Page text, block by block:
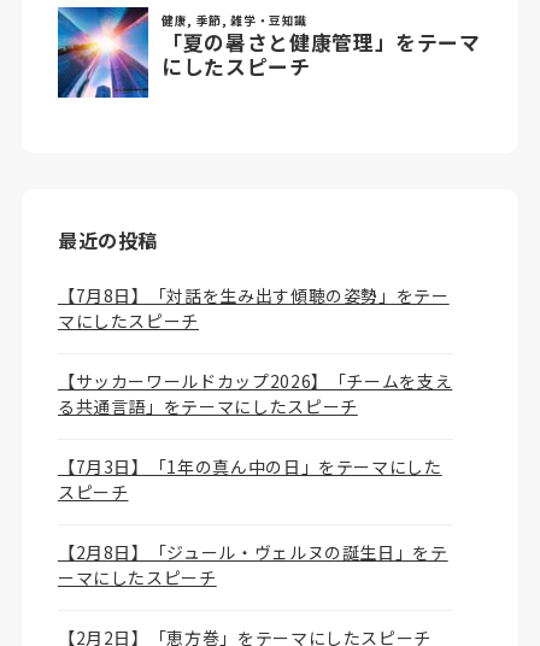
最近の投稿
【7月8日】「対話を生み出す傾聴の姿勢」をテー
マにしたスピーチ
【サッカーワールドカップ2026】「チームを支え
る共通言語」をテーマにしたスピーチ
【7月3日】「1年の真ん中の日」をテーマにした
スピーチ
【2月8日】「ジュール・ヴェルヌの誕生日」をテ
ーマにしたスピーチ
【2月2日】「恵方巻」をテーマにしたスピーチ